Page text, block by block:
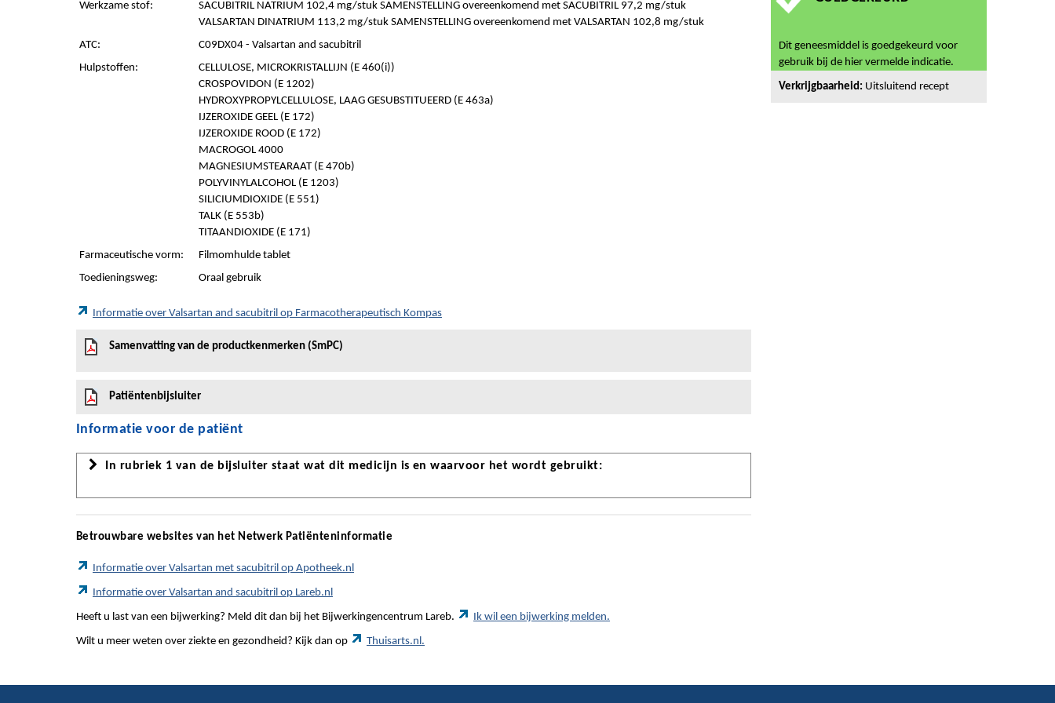
Werkzame stof:
SACUBITRIL NATRIUM 102,4 mg/stuk SAMENSTELLING overeenkomend met SACUBITRIL 97,2 mg/stuk
VALSARTAN DINATRIUM 113,2 mg/stuk SAMENSTELLING overeenkomend met VALSARTAN 102,8 mg/stuk
ATC:
C09DX04 - Valsartan and sacubitril
Hulpstoffen:
CELLULOSE, MICROKRISTALLIJN (E 460(i))
CROSPOVIDON (E 1202)
HYDROXYPROPYLCELLULOSE, LAAG GESUBSTITUEERD (E 463a)
IJZEROXIDE GEEL (E 172)
IJZEROXIDE ROOD (E 172)
MACROGOL 4000
MAGNESIUMSTEARAAT (E 470b)
POLYVINYLALCOHOL (E 1203)
SILICIUMDIOXIDE (E 551)
TALK (E 553b)
TITAANDIOXIDE (E 171)
Farmaceutische vorm:
Filmomhulde tablet
Toedieningsweg:
Oraal gebruik
Informatie over Valsartan and sacubitril op Farmacotherapeutisch Kompas
Samenvatting van de productkenmerken (SmPC)
Patiëntenbijsluiter
Informatie voor de patiënt
In rubriek 1 van de bijsluiter staat wat dit medicijn is en waarvoor het wordt gebruikt:
Betrouwbare websites van het Netwerk Patiënteninformatie
Informatie over Valsartan met sacubitril op Apotheek.nl
Informatie over Valsartan and sacubitril op Lareb.nl
Heeft u last van een bijwerking? Meld dit dan bij het Bijwerkingencentrum Lareb. Ik wil een bijwerking melden.
Wilt u meer weten over ziekte en gezondheid? Kijk dan op Thuisarts.nl.
Dit geneesmiddel is goedgekeurd voor
gebruik bij de hier vermelde indicatie.
Verkrijgbaarheid: Uitsluitend recept